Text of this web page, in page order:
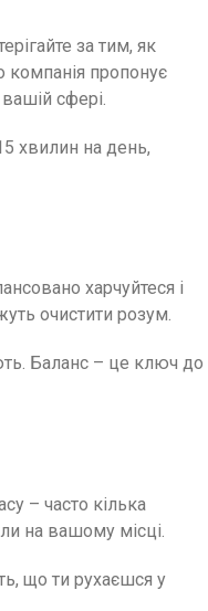
за тим, як
компанія пропонує
сфері.
хвилин на день,
харчуйтеся і
очистити розум.
Баланс – це ключ до
– часто кілька
на вашому місці.
що ти рухаєшся у